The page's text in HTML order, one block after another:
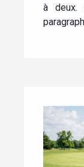
à deux.